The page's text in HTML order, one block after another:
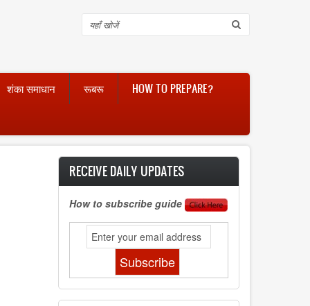
Search
शंका समाधान रूबरू HOW TO PREPARE?
RECEIVE DAILY UPDATES
How to subscribe guide